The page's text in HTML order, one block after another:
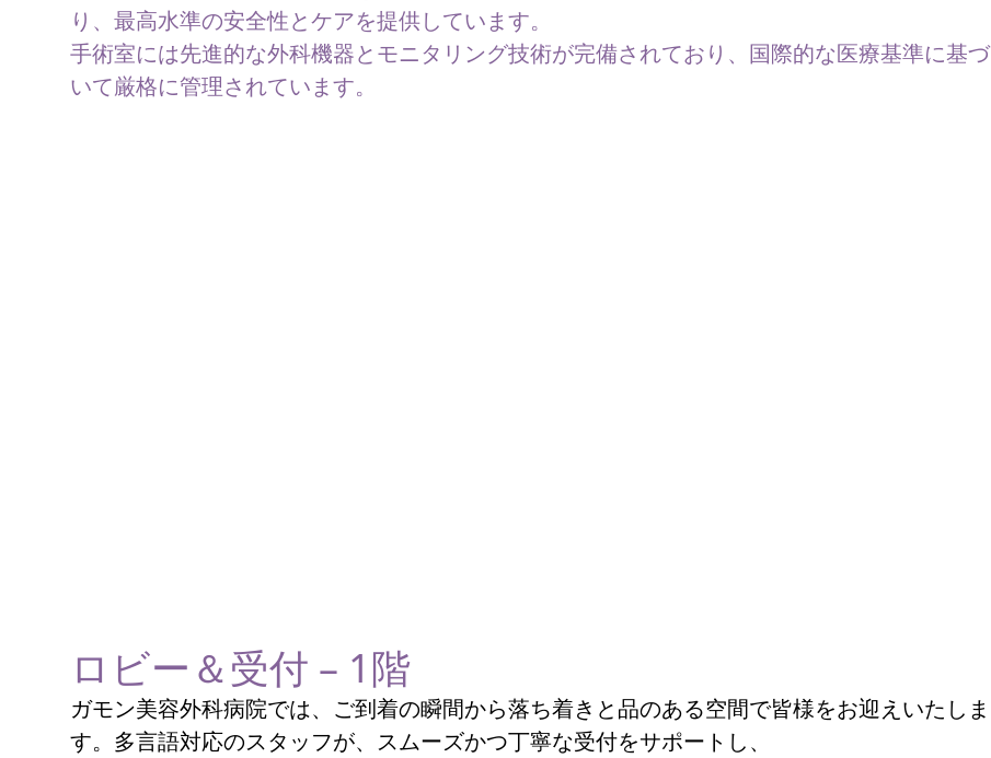
り、最高水準の安全性とケアを提供しています。
手術室には先進的な外科機器とモニタリング技術が完備されており、国際的な医療基準に基づ
いて厳格に管理されています。
ロビー＆受付 – 1階
ガモン美容外科病院では、ご到着の瞬間から落ち着きと品のある空間で皆様をお迎えいたしま
す。多言語対応のスタッフが、スムーズかつ丁寧な受付をサポートし、